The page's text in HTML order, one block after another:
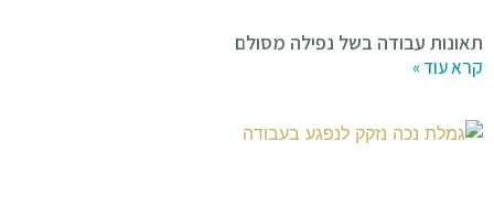
תאונות עבודה בשל נפילה מסולם
קרא עוד »